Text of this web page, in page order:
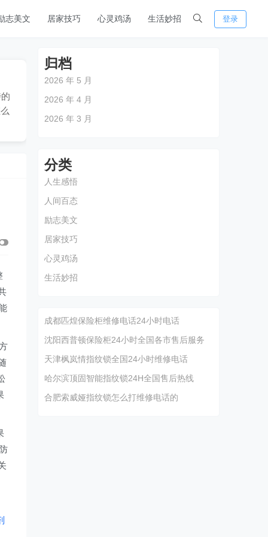
志美文 居家技巧 心灵鸡汤 生活妙招 登录
归档
2026 年 5 月
2026 年 4 月
2026 年 3 月
分类
人生感悟
人间百态
励志美文
居家技巧
心灵鸡汤
生活妙招
成都匹煌保险柜维修电话24小时电话
沈阳西普顿保险柜24小时全国各市售后服务
天津枫岚情指纹锁全国24小时维修电话
哈尔滨顶固智能指纹锁24H全国售后热线
合肥索威娅指纹锁怎么打维修电话的